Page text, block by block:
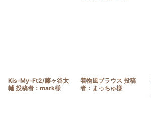
Kis-My-Ft2/藤ヶ谷太
輔 投稿者：mark様
着物風ブラウス 投稿
者：まっちゅ様